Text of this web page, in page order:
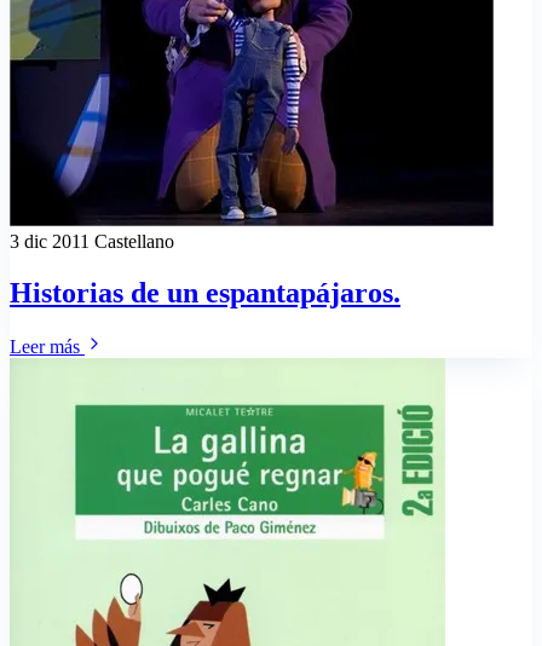
3 dic 2011 Castellano
Historias de un espantapájaros.
Leer más